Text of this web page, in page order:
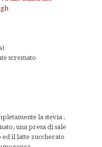
scremato
la stevia .
una presa di sale
il latte zuccherato